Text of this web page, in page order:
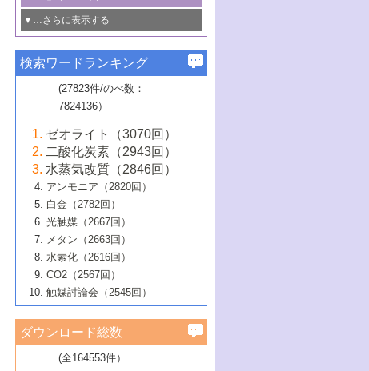
究動向
6号 ヘテロ接合界面
B号 第135回触媒討論会（2025年）
6号 参照触媒委員会からのお知らせ
B号 第133回触媒討論会（2023年）
5号 生体触媒によるエネルギー変換反応
6号 窒素とリンの循環のための触媒・機
能性材料
4号 若手による情報発信企画～とびたて
若き触媒の研究者たち～（1）
若き触媒の研究者たち～（2）
6号 石油のノーブル・ユースを志向した
触媒技術
大学：オンライン・対面開催）
4号 多孔質材料を用いた触媒の新展開
5号 情報学的手法を用いた触媒開発
6号 カーボンニュートラルに向けた電解
技術
B号 第127回触媒討論会（2021年・オン
ライン開催(Zoom)のみ）
触媒的酸化反応
3号 水処理のための触媒化学
4号 光触媒を用いた水分解の最新の研究
動向
5号 次世代の触媒プロセスを支えるマイ
6号 メタン転換技術の最新動向
B号 第125回触媒討論会（2020年・工学
院大学）
2号 CO2 フリー水素サプライチェーンに
関わる触媒開発動向
3号 精密高分子合成に関する最近の研究
動向
4号 バイオマス化成品製造のための触媒
5号 固体触媒による含窒素有機化合物変
換の最前線
6号 貴金属使用量低減に向けた自動車排
ガス浄化触媒の開発
B号 第123回触媒討論会（2019年・大阪
2号 二酸化炭素からの有用化学品合成
3号 ナノ粒子・クラスター触媒の最前線
4号 60周年記念企画
5号 進化するゼオライト合成技術
6号 非貴金属系触媒における電気化学的
B号 第121回触媒討論会（2018年・東京
大学）
1号 いたるところに，触媒
最先端技術
3号 無機分離膜材料の開発と触媒反応プ
ロセスへの適用
5号 水素のふるまいを解き明かす最先端
研究
6号 低級アルカンの有効利用のための触
媒技術
B号 第119回触媒討論会（2017年・首都
大学東京）
▼…さらに表示する
1号 ユニークな構造の高分子を生み出す触
2号 リグニンからの化成品製造に向けた触
媒技術
3号 触媒研究の最先端～とびたて若き研究
者たち～（1）
4号 触媒研究の最先端～とびたて若き研究
者たち～（2）
5号 触媒研究の最先端～とびたて若き研究
者たち～（3）
6号 イオニクス材料と燃料電池・電解合成
の最新の研究動向
B号 第117回触媒討論会（2016年・大阪府
立大学）
▼57巻（2015年）
1号 水素キャリアにかかわる触媒技術の新
2号 石油精製用触媒の最近の進展
3号 固体酸化物形燃料電池（SOFC）におけ
るアノード触媒上での燃料直接改質技術
4号 コアシェル構造の制御による触媒機能
5号 工業触媒およびその周辺技術の最近の
進歩
6号 ナノシート
B号 第115回触媒討論会（2015年・成蹊大
▼56巻（2014年）
2号 光触媒反応機構に関する最新の研究動
向
開発動向
4号 人工光合成に向けた近年のアプローチ
5号 未利用熱エネルギーの有効活用に貢献
する触媒技術
6号 ポリオキソメタレート
B号 第113回触媒討論会（2014年・ロワジ
ールホテル豊橋）
1号 高耐久性燃料電池システム用触媒にお
ける新展開
2号 リビングラジカル重合の最近の動向
3号 天然ガスの化学工業的展開に関する触
媒技術
4号 貴金属触媒の精密構造制御とその活用
5号 バイオマス化成品製造のための固体触
6号 ナノ空間─吸着状態解析から新機能開拓
B号 第111回触媒討論会（2013年・関西大
▼54巻（2012年）
1号 規則性多孔体の利用技術における最近
の進歩
2号 第109回触媒討論会
3号 貴金属低減技術の最新動向
4号 貴金属代替技術の最新動向
5号 光触媒による物質変換反応の新展開
6号 グラフェン
7号 水素を利用する化成品合成の新潮流
▼53巻（2011年）
1号 金属学から見る合金触媒の新展開
2号 第107回触媒討論会
3号 触媒のその場観察法の進歩（１）
4号 触媒のその場観察法の進歩（２）
5号 不活性結合の触媒的活性化による有機
合成
6号 新しい固体酸触媒技術
7号 ゼオライト合成における最近の進歩
▼52巻（2010年）
1号 触媒の劣化対策と長寿命触媒開発
2号 第105回触媒討論会
3号 ナノ構造が拓く新機能
4号 活性サイトおよびその環境の精密な設
計による触媒の高機能化
5号 触媒を有効に使うための技術
7号 有機分子触媒による精密有機合成
1号 炭素材料－熱い注目を集める材料－
2号 第103回触媒討論会
3号 環境浄化用光触媒の現状と課題
4号 水素社会の実現に向けた水素製造・貯
蔵技術の進歩
5号 CO2が関わる触媒・材料
▼50巻（2008年）
1号 触媒化学と学会のこの10年，半世紀，
そして未来
2号 第101回触媒討論会
4号 錯体を利用したユニークな表面構造の
構築と機能
▼49巻（2007年）
1号 含フッ素化合物の合成と触媒
2号 第99回触媒討論会
3号 実用的ファインケミカル合成プロセス
を実現する触媒
▼48巻（2006年）
1号 固体酸触媒の最近の進歩
2号 第97回触媒討論会
3号 リビング重合触媒の最近の展開
1号 最近の触媒担体とその効果
2号 第95回触媒討論会
▼46巻（2004年）
1号 部分酸化反応触媒の最前線
▼45巻（2003年）
検索ワードランキング
(27823件/のべ数：
7824136）
ゼオライト（3070回）
二酸化炭素（2943回）
水蒸気改質（2846回）
アンモニア（2820回）
白金（2782回）
光触媒（2667回）
メタン（2663回）
水素化（2616回）
CO2（2567回）
触媒討論会（2545回）
ダウンロード総数
(全164553件）